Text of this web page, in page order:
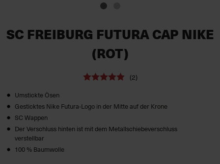
SC FREIBURG FUTURA CAP NIKE
(ROT)
(2)
Umstickte Ösen
Gesticktes Nike Futura-Logo in der Mitte auf der Krone
SC Wappen
Der Verschluss hinten ist mit dem Metallschiebeverschluss
verstellbar
100 % Baumwolle